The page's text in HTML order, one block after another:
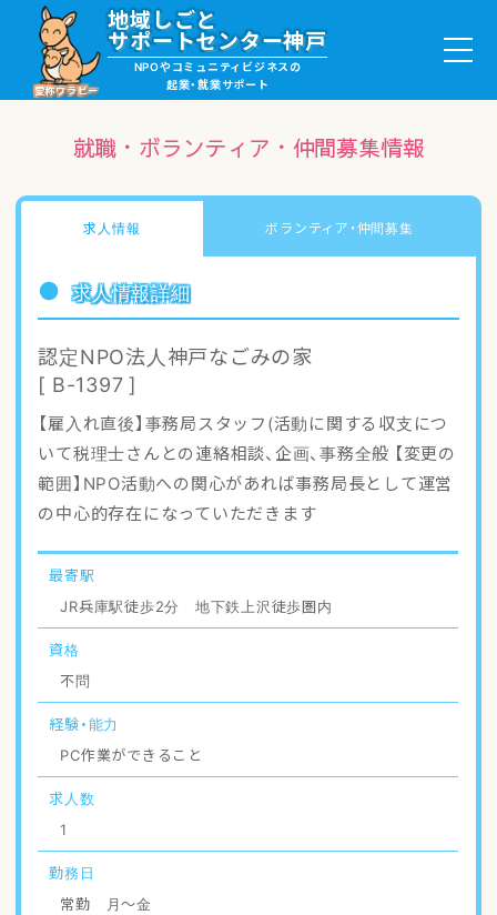
愛称ワラビー
地域しごと
サポートセンター神戸
NPOやコミュニティビジネスの
起業・就業サポート
就職・ボランティア情報
ワラビーについて
アクセスマップ
就職・ボランティア・仲間募集情報
求人情報 ボランティア・仲間募集
求人情報詳細
認定NPO法人神戸なごみの家
[ B-1397 ]
【雇入れ直後】事務局スタッフ(活動に関する収支につ
いて税理士さんとの連絡相談、企画、事務全般 【変更の
範囲】NPO活動への関心があれば事務局長として運営
の中心的存在になっていただきます
最寄駅
JR兵庫駅徒歩2分 地下鉄上沢徒歩圏内
資格
不問
経験・能力
PC作業ができること
求人数
1
勤務日
常勤 月〜金